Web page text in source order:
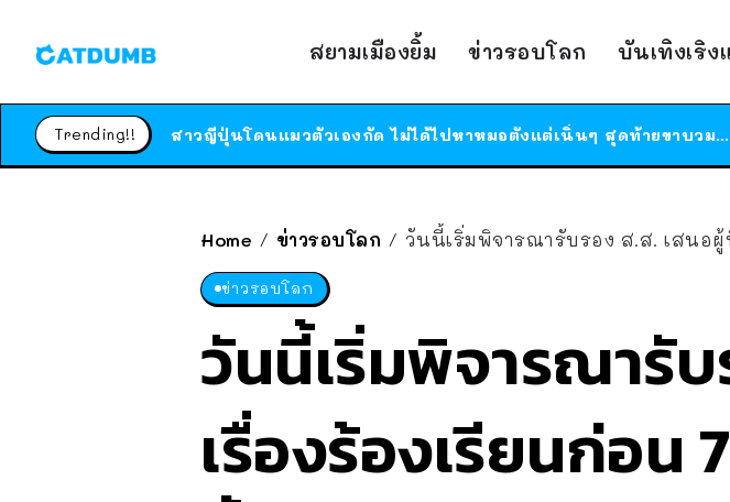
สยามเมืองยิ้ม ข่าวรอบโลก บันเทิงเริง
Trending!!
ได้เวลาเด็กหนวดรวมตัว RF Online Next เปิดให้เล่นแล้ว เกม Sci-Fi MMORPG ระดับตำนาน เล่นได้ทั้งมือถือและ PC
สาวญี่ปุ่นโดนแมวตัวเองกัด ไม่ได้ไปหาหมอตั้งแต่เนิ่นๆ สุดท้ายขาบวม กลายเป็นโรคเนื้อเน่า เตือนทาสแมวทั้งหลายให้ระวัง
Home / ข่าวรอบโลก / วันนี้เริ่มพิจารณารับรอง ส.ส. เสนอผู้
ข่าวรอบโลก
วันนี้เริ่มพิจารณารั
เรื่องร้องเรียนก่อน